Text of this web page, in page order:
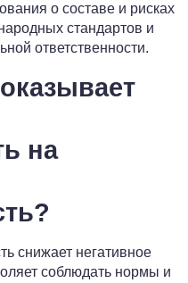
о составе и рисках
стандартов и
ответственности.
на
снижает негативное
соблюдать нормы и